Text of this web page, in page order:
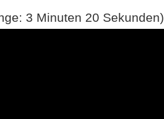
3 Minuten 20 Sekunden)